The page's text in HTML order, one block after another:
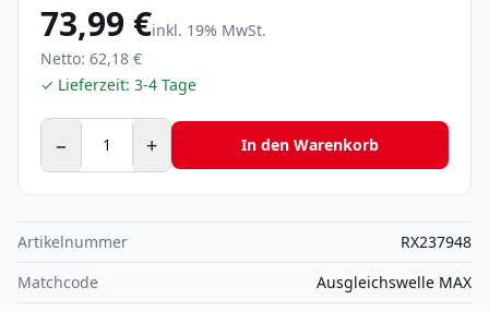
73,99 €inkl. 19% MwSt.
Netto: 62,18 €
✓ Lieferzeit: 3-4 Tage
− + In den Warenkorb
Artikelnummer
RX237948
Matchcode
Ausgleichswelle MAX